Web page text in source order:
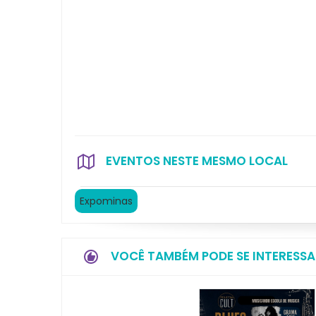
EVENTOS NESTE MESMO LOCAL
Expominas
VOCÊ TAMBÉM PODE SE